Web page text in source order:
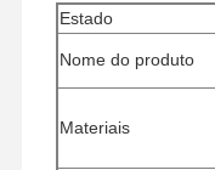
Estado
Nome do produto
Materiais